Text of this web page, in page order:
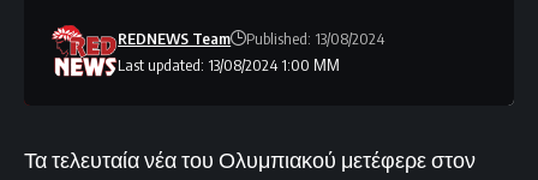
Last updated: 13/08/2024 1:00 ΜΜ
REDNEWS Team Published: 13/08/2024
Τα τελευταία νέα του Ολυμπιακού μετέφερε στον